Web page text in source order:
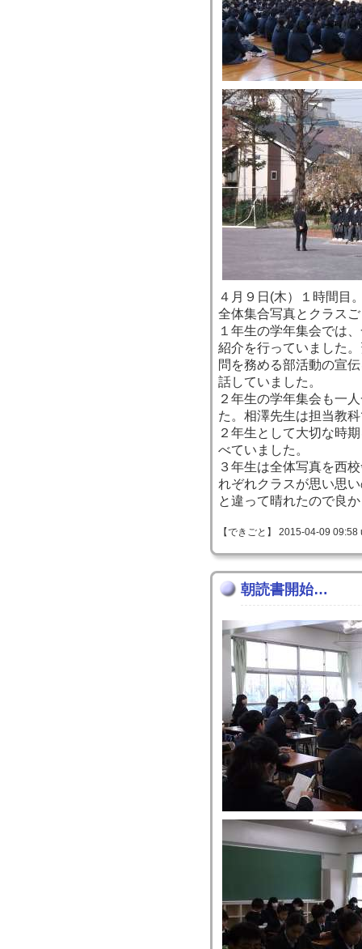
４月９日(木）１時間目
全体集合写真とクラス
１年生の学年集会では
紹介を行っていました
問を務める部活動の宣
話していました。
２年生の学年集会も一
た。相澤先生は担当教
２年生として大切な時
べていました。
３年生は全体写真を西
れぞれクラスが思い思
と違って晴れたので良
【できごと】 2015-04-09
朝読書開始…